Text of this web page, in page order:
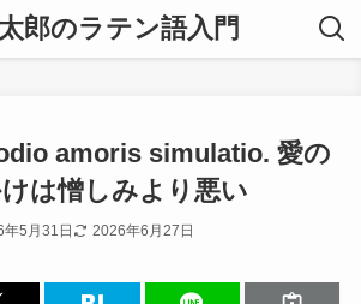
郎のラテン語入門
amoris simulatio. 愛の
は憎しみより悪い
5月31日 2026年6月27日